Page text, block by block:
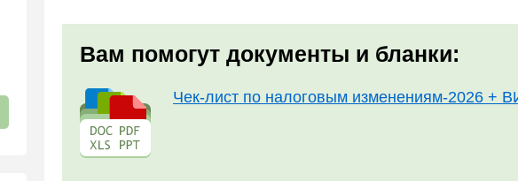
Вам помогут документы и бланки:
Чек-лист по налоговым изменениям-2026 +